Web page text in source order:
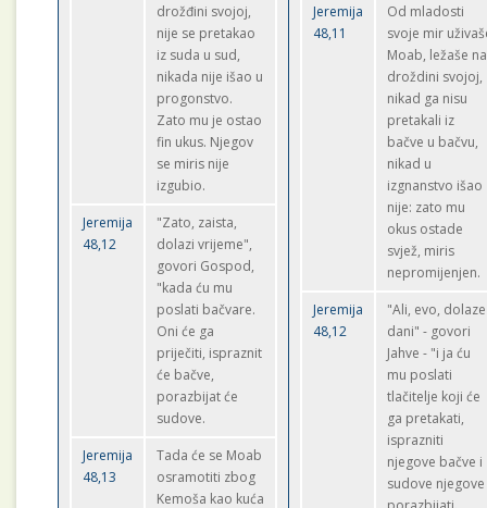
drožđini svojoj,
nije se pretakao
iz suda u sud,
nikada nije išao u
progonstvo.
Zato mu je ostao
fin ukus. Njegov
se miris nije
izgubio.
Jeremija
48,12
"Zato, zaista,
dolazi vrijeme",
govori Gospod,
"kada ću mu
poslati bačvare.
Oni će ga
priječiti, ispraznit
će bačve,
porazbijat će
sudove.
Jeremija
48,13
Tada će se Moab
osramotiti zbog
Kemoša kao kuća
Jeremija
48,11
Od mladosti
svoje mir
Moab, ležaše na
droždini svojoj,
nikad ga nisu
pretakali iz
bačve u bačvu,
nikad u
izgnanstvo išao
nije: zato mu
okus ostade
svjež, miris
nepromijenjen.
Jeremija
48,12
"Ali, evo, dolaze
dani" - govori
Jahve - "i ja ću
mu poslati
tlačitelje koji će
ga pretakati,
isprazniti
njegove bačve i
sudove njegove